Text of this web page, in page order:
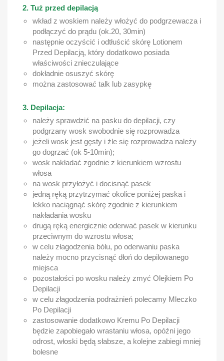
2. Tuż przed depilacją
wkład z woskiem należy włożyć do podgrzewacza i
podłączyć do prądu (ok.20, 30min)
następnie oczyścić i odtłuścić skórę Lotionem
Przed Depilacją, który dodatkowo posiada
właściwości znieczulające
dokładnie osuszyć skórę
można zastosować talk lub zasypkę
3. Depilacja:
należy sprawdzić na pasku do depilacji, czy
podgrzany wosk swobodnie się rozprowadza
jeżeli wosk jest gęsty i źle się rozprowadza należy
go dogrzać (ok 5-10min);
wosk nakładać zgodnie z kierunkiem wzrostu
włosa
na wosk przyłożyć i docisnąć pasek
jedną ręką przytrzymać okolice poniżej paska i
lekko naciągnąć skórę zgodnie z kierunkiem
nakładania wosku
drugą ręką energicznie oderwać pasek w kierunku
przeciwnym do wzrostu włosa;
w celu złagodzenia bólu, po oderwaniu paska
należy mocno przycisnąć dłoń do depilowanego
miejsca
pozostałości po wosku należy zmyć Olejkiem Po
Depilacji
w celu złagodzenia podrażnień polecamy Mleczko
Po Depilacji
zastosowanie dodatkowo Kremu Po Depilacji
będzie zapobiegało wrastaniu włosa, opóźni jego
odrost, włoski będą słabsze, a kolejne zabiegi mniej
bolesne